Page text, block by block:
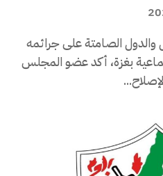
والدول الصامتة على جرائمه
بغزة، أكد عضو المجلس